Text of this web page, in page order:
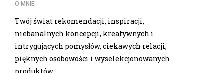
O MNIE
Twój świat rekomendacji, inspiracji,
niebanalnych koncepcji, kreatywnych i
intrygujących pomysłów, ciekawych relacji,
pięknych osobowości i wyselekcjonowanych